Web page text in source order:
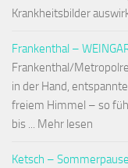
Krankheitsbilder
Frankenthal –
Frankenthal/
in der Hand,
freiem Himmel – so
bis ... Mehr lesen
Ketsch –